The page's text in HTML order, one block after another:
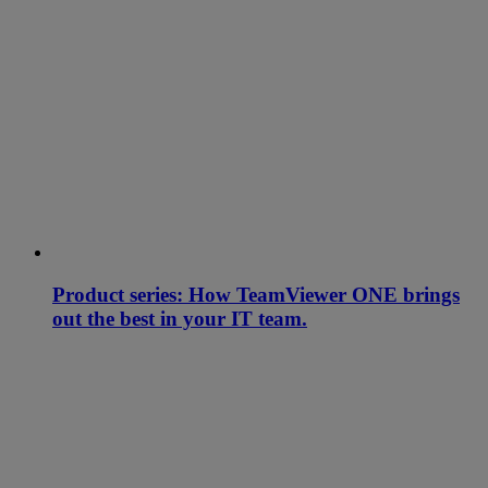
Product series: How TeamViewer ONE brings
out the best in your IT team.